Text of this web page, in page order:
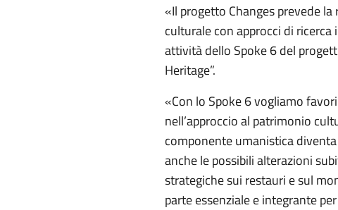
«Il progetto Changes prevede
culturale con approcci di
attività dello Spoke 6 del
Heritage”.
«Con lo Spoke 6 vogliamo
nell’approccio al patrimonio
componente umanistica
anche le possibili alterazioni
strategiche sui restauri e sul
parte essenziale e integrante